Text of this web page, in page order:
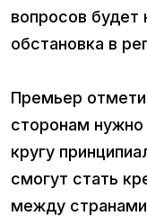
вопросов будет
обстановка в
Премьер
сторонам
кругу
смогут стать
между